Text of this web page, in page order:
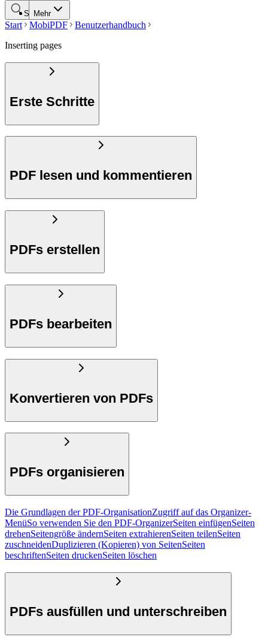
Mehr
Suche
Start MobiPDF
Benutzerhandbuch
Inserting pages
Erste Schritte
PDF lesen und kommentieren
PDFs erstellen
PDFs bearbeiten
Konvertieren von PDFs
PDFs organisieren
Die Grundlagen der PDF-OrganisationZugriff auf das Organizer-
MenüSo verwenden Sie den PDF-OrganizerSeiten einfügenSeiten
drehenSeitengröße ändernSeiten extrahierenSeiten teilenSeiten
zuschneidenDuplizieren (Kopieren) von SeitenSeiten
beschriftenSeiten druckenSeiten löschen
PDFs ausfüllen und unterschreiben